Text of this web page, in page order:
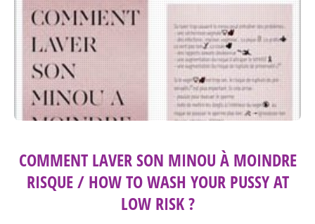
COMMENT LAVER SON MINOU À MOINDRE
RISQUE / HOW TO WASH YOUR PUSSY AT
LOW RISK ?